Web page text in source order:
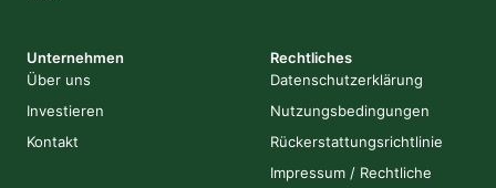
Unternehmen
Über uns
Investieren
Kontakt
Rechtliches
Datenschutzerklärung
Nutzungsbedingungen
Rückerstattungsrichtlinie
Impressum / Rechtliche